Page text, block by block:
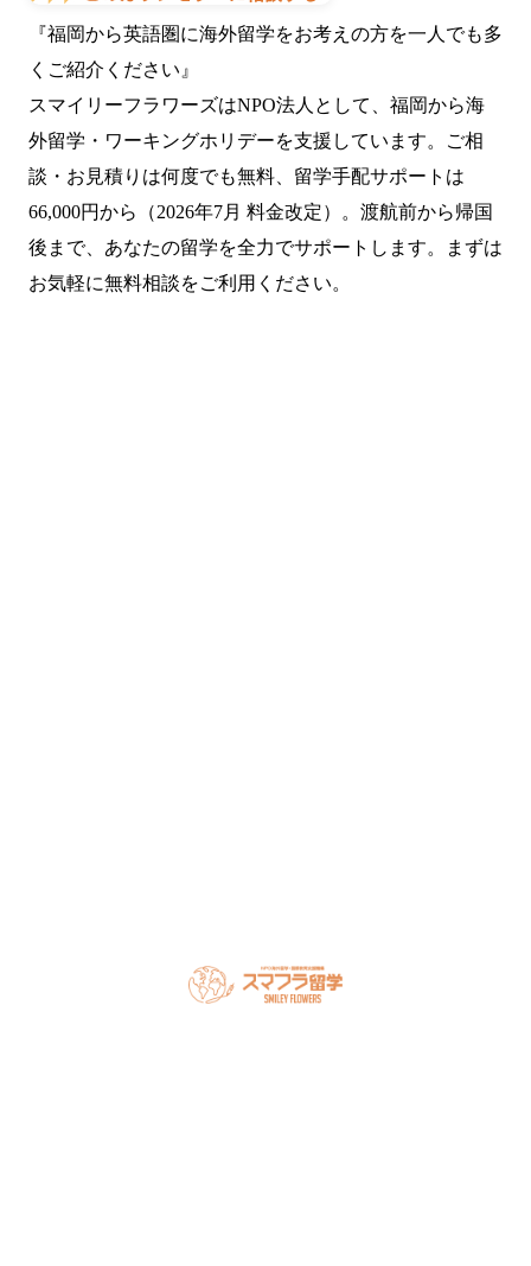
『福岡から英語圏に海外留学をお考えの方を一人でも多
くご紹介ください』
スマイリーフラワーズはNPO法人として、福岡から海
外留学・ワーキングホリデーを支援しています。ご相
談・お見積りは何度でも無料、留学手配サポートは
66,000円から（2026年7月 料金改定）。渡航前から帰国
後まで、あなたの留学を全力でサポートします。まずは
お気軽に無料相談をご利用ください。